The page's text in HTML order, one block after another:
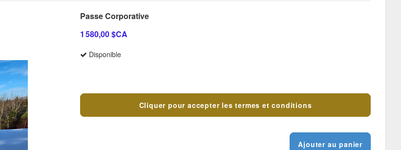
Passe Corporative
1 580,00 $CA
Disponible
Cliquer pour accepter les termes et conditions
Ajouter au panier